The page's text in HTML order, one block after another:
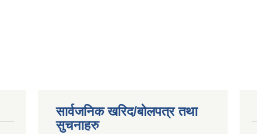
सार्वजनिक खरिद/बोलपत्र तथा
सुचनाहरु